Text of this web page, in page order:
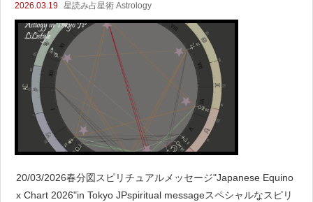
2026.03.19 星読み占星術 Astrology
20/03/2026春分図スピリチュアルメッセージ"Japanese Equino
x Chart 2026"in Tokyo JPspiritual messageスペシャルなスピリ